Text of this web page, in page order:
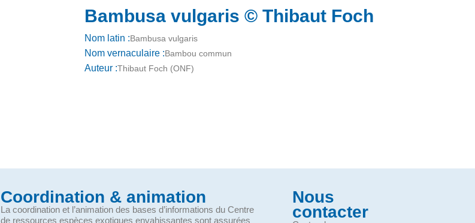
Bambusa vulgaris © Thibaut Foch
Nom latin :Bambusa vulgaris
Nom vernaculaire :Bambou commun
Auteur :Thibaut Foch (ONF)
Coordination & animation
La coordination et l’animation des bases d’informations du Centre
de ressources espèces exotiques envahissantes sont assurées
Nous
contacter